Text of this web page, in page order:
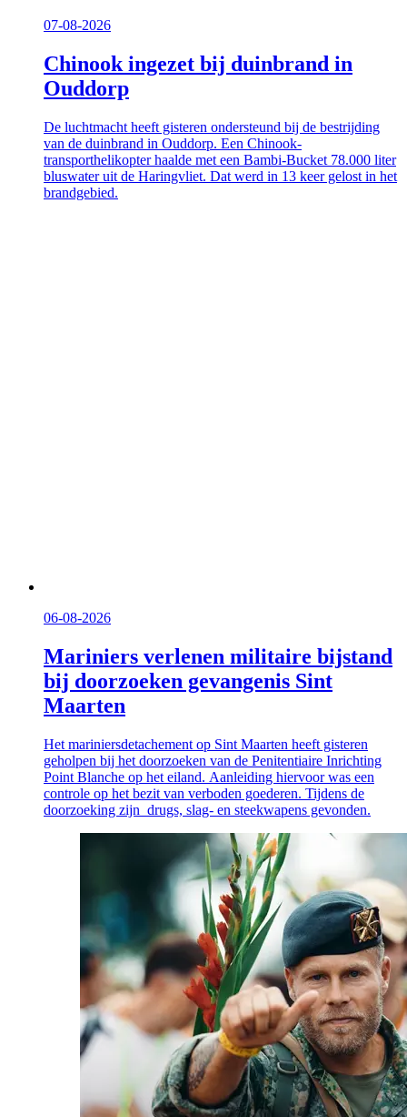
07-08-2026
Chinook ingezet bij duinbrand in
Ouddorp
De luchtmacht heeft gisteren ondersteund bij de bestrijding
van de duinbrand in Ouddorp. Een Chinook-
transporthelikopter haalde met een Bambi-Bucket 78.000 liter
bluswater uit de Haringvliet. Dat werd in 13 keer gelost in het
brandgebied.
06-08-2026
Mariniers verlenen militaire bijstand
bij doorzoeken gevangenis Sint
Maarten
Het mariniersdetachement op Sint Maarten heeft gisteren
geholpen bij het doorzoeken van de Penitentiaire Inrichting
Point Blanche op het eiland. Aanleiding hiervoor was een
controle op het bezit van verboden goederen. Tijdens de
doorzoeking zijn drugs, slag- en steekwapens gevonden.